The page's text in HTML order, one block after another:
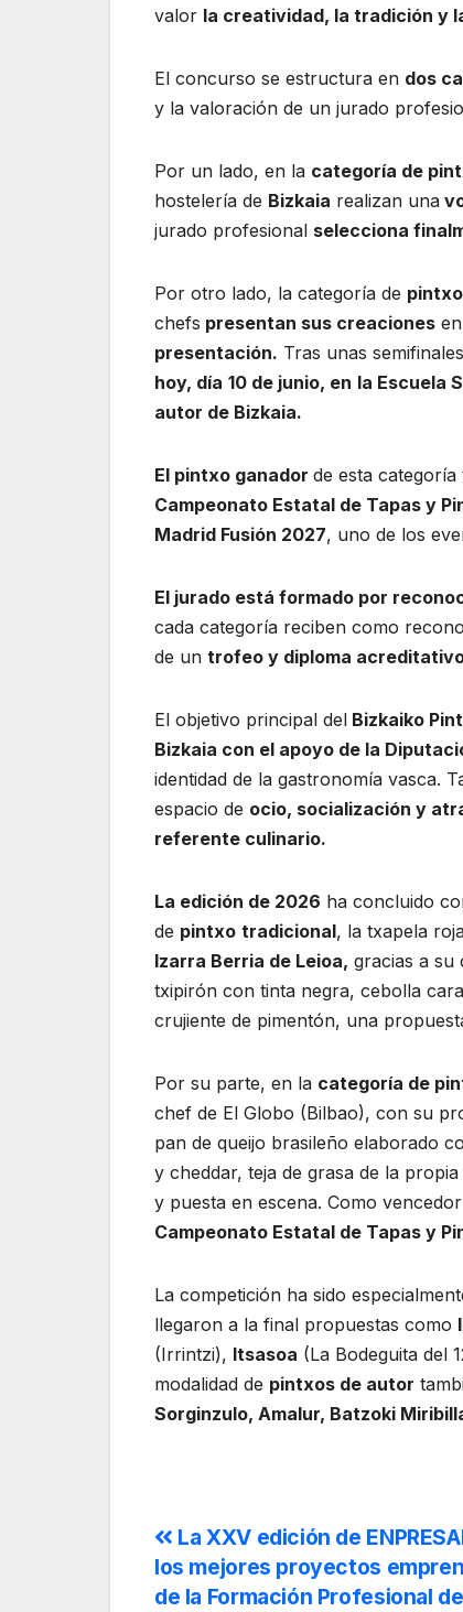
valor la creatividad, la tradición y
El concurso se estructura en dos
y la valoración de un jurado
Por un lado, en la categoría de
hostelería de Bizkaia realizan una
jurado profesional selecciona
Por otro lado, la categoría de
chefs presentan sus creaciones
presentación. Tras unas
hoy, día 10 de junio, en la Escuela
autor de Bizkaia.
El pintxo ganador de esta
Campeonato Estatal de Tapas y
Madrid Fusión 2027, uno de los
El jurado está formado por
cada categoría reciben como
de un trofeo y diploma
El objetivo principal del Bizkaiko
Bizkaia con el apoyo de la
identidad de la gastronomía vasca.
espacio de ocio, socialización y
referente culinario.
La edición de 2026 ha concluido
de pintxo tradicional, la txapela
Izarra Berria de Leioa, gracias a su
txipirón con tinta negra, cebolla
crujiente de pimentón, una
Por su parte, en la categoría de
chef de El Globo (Bilbao), con su
pan de queijo brasileño elaborado
y cheddar, teja de grasa de la
y puesta en escena. Como
Campeonato Estatal de Tapas y
La competición ha sido
llegaron a la final propuestas como
(Irrintzi), Itsasoa (La Bodeguita del
modalidad de pintxos de autor
Sorginzulo, Amalur, Batzoki
La XXV edición de
los mejores proyectos
de la Formación Profesional